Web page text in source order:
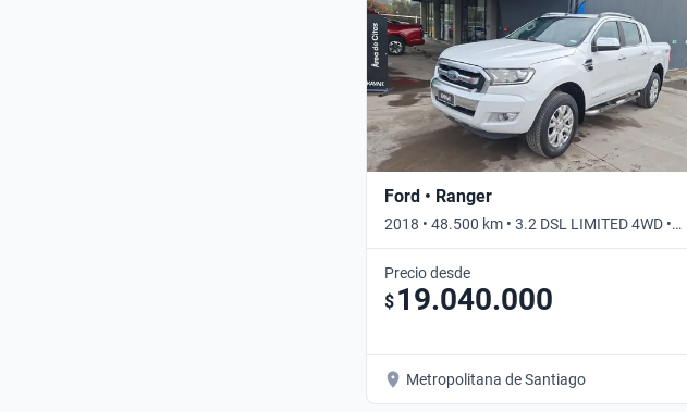
Ford • Ranger
2018 • 48.500 km • 3.2 DSL LIMITED 4WD •
Manual
Precio desde
$ 19.040.000
Metropolitana de Santiago